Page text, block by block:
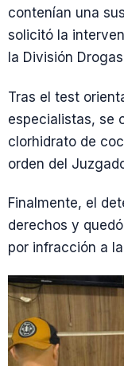
contenían una
solicitó la
la División
Tras el test
especialistas, se
clorhidrato de
orden del
Finalmente, el
derechos y
por infracción a